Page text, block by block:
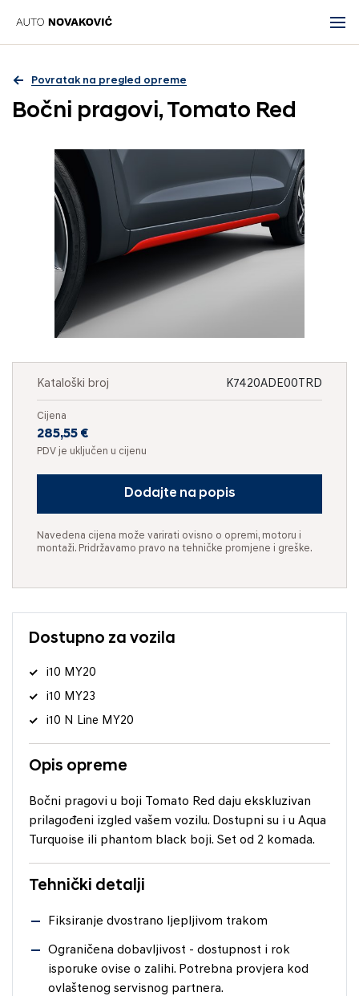
Povratak na pregled opreme
Bočni pragovi, Tomato Red
Kataloški broj K7420ADE00TRD
Cijena
285,55 €
PDV je uključen u cijenu
Dodajte na popis
Navedena cijena može varirati ovisno o opremi, motoru i
montaži. Pridržavamo pravo na tehničke promjene i greške.
Dostupno za vozila
i10 MY20
i10 MY23
i10 N Line MY20
Opis opreme
Bočni pragovi u boji Tomato Red daju ekskluzivan
prilagođeni izgled vašem vozilu. Dostupni su i u Aqua
Turquoise ili phantom black boji. Set od 2 komada.
Tehnički detalji
Fiksiranje dvostrano ljepljivom trakom
Ograničena dobavljivost - dostupnost i rok
isporuke ovise o zalihi. Potrebna provjera kod
ovlaštenog servisnog partnera.